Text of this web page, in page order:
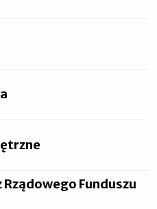
Funduszu